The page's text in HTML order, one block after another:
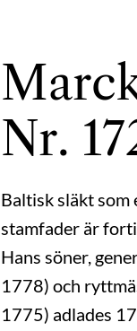
Nr.
Baltisk släkt
stamfader är
Hans söner,
1778) och
1775) adlades